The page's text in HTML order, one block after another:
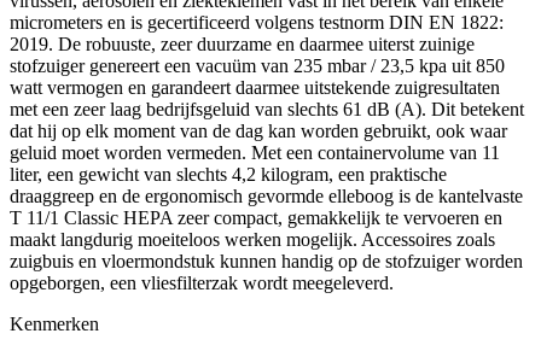
micrometers en is gecertificeerd volgens testnorm DIN EN 1822:
2019. De robuuste, zeer duurzame en daarmee uiterst zuinige
stofzuiger genereert een vacuüm van 235 mbar / 23,5 kpa uit 850
watt vermogen en garandeert daarmee uitstekende zuigresultaten
met een zeer laag bedrijfsgeluid van slechts 61 dB (A). Dit betekent
dat hij op elk moment van de dag kan worden gebruikt, ook waar
geluid moet worden vermeden. Met een containervolume van 11
liter, een gewicht van slechts 4,2 kilogram, een praktische
draaggreep en de ergonomisch gevormde elleboog is de kantelvaste
T 11/1 Classic HEPA zeer compact, gemakkelijk te vervoeren en
maakt langdurig moeiteloos werken mogelijk. Accessoires zoals
zuigbuis en vloermondstuk kunnen handig op de stofzuiger worden
opgeborgen, een vliesfilterzak wordt meegeleverd.
Kenmerken